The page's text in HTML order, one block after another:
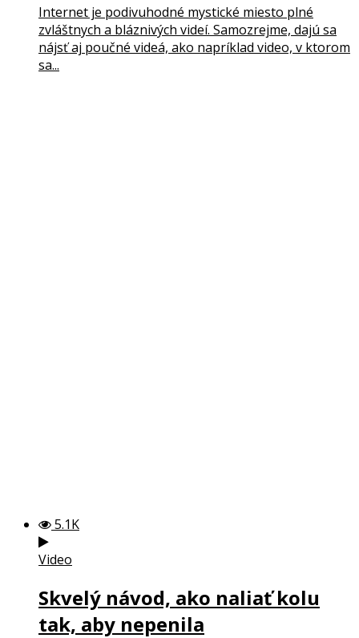
Internet je podivuhodné mystické miesto plné
zvláštnych a bláznivých videí. Samozrejme, dajú sa
nájsť aj poučné videá, ako napríklad video, v ktorom
sa...
5.1K
Video
Skvelý návod, ako naliať kolu
tak, aby nepenila